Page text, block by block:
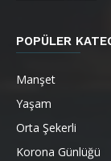
POPÜLER
Manşet
Yaşam
Orta Şekerli
Korona Günlüğü